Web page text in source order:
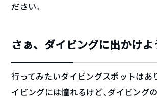
ださい。
さぁ、ダイビングに出かけよ
行ってみたいダイビングスポットはあ
イビングには憧れるけど、ダイビング